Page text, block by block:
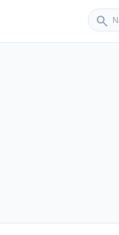
search
Sender